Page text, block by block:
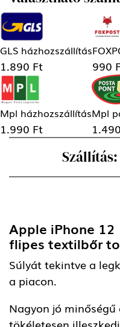
GLS házhozszállítás
1.890 Ft 990
Mpl házhozszállítás
1.990 Ft
Mpl
Apple iPhone
flipes textilbőr
Súlyát tekintve a
a piacon.
Nagyon jó